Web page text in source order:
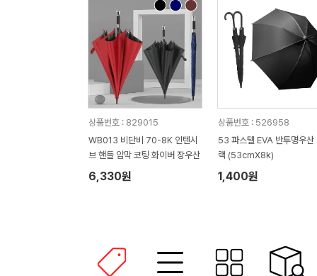
상품번호 : 829015
WB013 비단비 70-8K 인텐시
브 핸들 암막 코팅 화이버 장우산
6,330원
상품번호 : 526958
53 파스텔 EVA 반투명우산
랙 (53cmX8k)
1,400원